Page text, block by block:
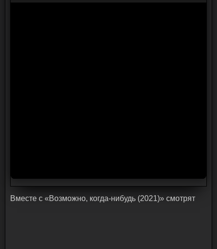
Bмecтe c «Возможно, когда-нибудь (2021)» cмoтpят